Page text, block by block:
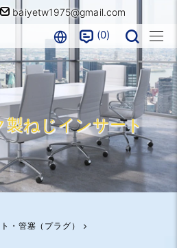
baiyetw1975@gmail.com
0
製ねじインサート
・管塞（プラグ）